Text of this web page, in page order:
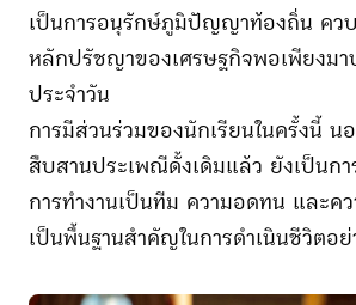
เป็นการอนุรักษ์ภูมิปัญญาท้องถิ่น คว
หลักปรัชญาของเศรษฐกิจพอเพียงมา
ประจำวัน
การมีส่วนร่วมของนักเรียนในครั้งนี้ น
สืบสานประเพณีดั้งเดิมแล้ว ยังเป็นก
การทำงานเป็นทีม ความอดทน และค
เป็นพื้นฐานสำคัญในการดำเนินชีวิตอย่